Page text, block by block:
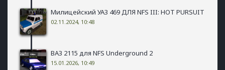
Милицейский УАЗ 469 ДЛЯ NFS III: HOT PURSUIT
02.11.2024, 10:48
ВАЗ 2115 для NFS Underground 2
15.01.2026, 10:49